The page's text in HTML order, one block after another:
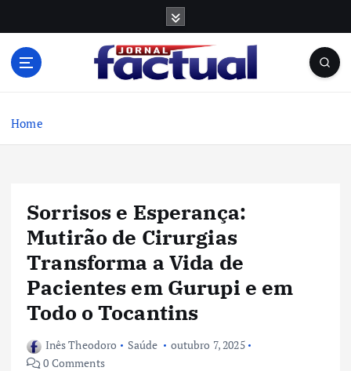
Home
Sorrisos e Esperança:
Mutirão de Cirurgias
Transforma a Vida de
Pacientes em Gurupi e em
Todo o Tocantins
Inês Theodoro Saúde
outubro 7, 2025
0 Comments